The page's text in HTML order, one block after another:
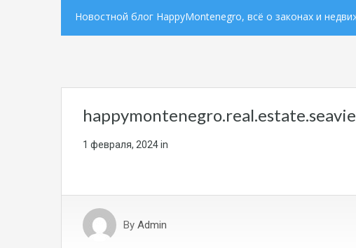
Новостной блог HappyMontenegro, всё о законах и
1 февраля, 2024in
By Admin